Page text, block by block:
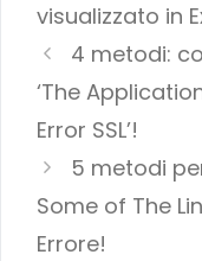
visualizzato in
4 metodi:
‘The
Error SSL’!
5 metodi
Some of The
Errore!